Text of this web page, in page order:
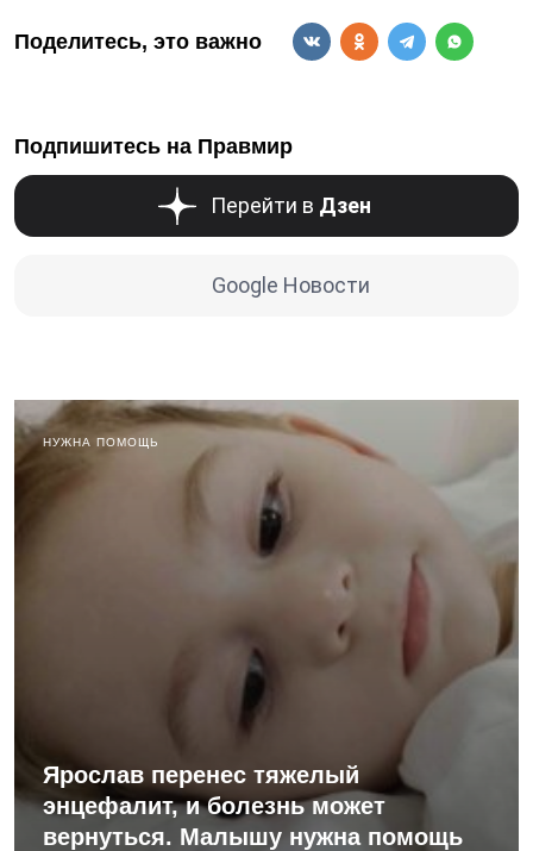
Поделитесь, это важно
Подпишитесь на Правмир
Перейти в Дзен
Google Новости
НУЖНА ПОМОЩЬ
Ярослав перенес тяжелый
энцефалит, и болезнь может
вернуться. Малышу нужна помощь